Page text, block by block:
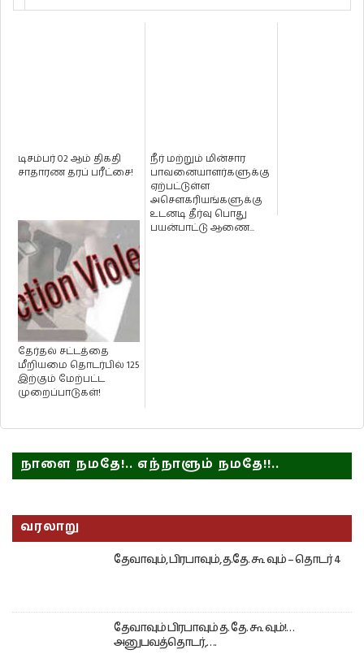
டிசம்பர் 02 ஆம் திகதி
சாதாரண தரப் பரீட்சை!
நீர் மற்றும் மின்சார
பாவனையாளர்களுக்கு
ஏற்பட்டுள்ள
அசௌகரியங்களுக்கு
உடனடி தீர்வு பொது
பயன்பாட்டு ஆணை...
தேர்தல் சட்டத்தை
மீறியமை தொடர்பில் 125
இற்கும் மேற்பட்ட
முறைப்பாடுகள்!
நாளை நமதே!.. எந்நாளும் நமதே!!..
வரலாறு
தேவாவும், பிரபாவும், த.தே. கூ வும் – தொடர் 4
தேவாவும் பிரபாவும் த. தே. கூ வும்!…
அனுபவத்தொடர்,….